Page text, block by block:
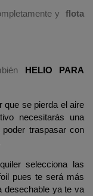
yflota
HELIO PARA
que se pierda el aire
necesitarás una
traspasar con
selecciona las
pues te será más
desechable ya te va